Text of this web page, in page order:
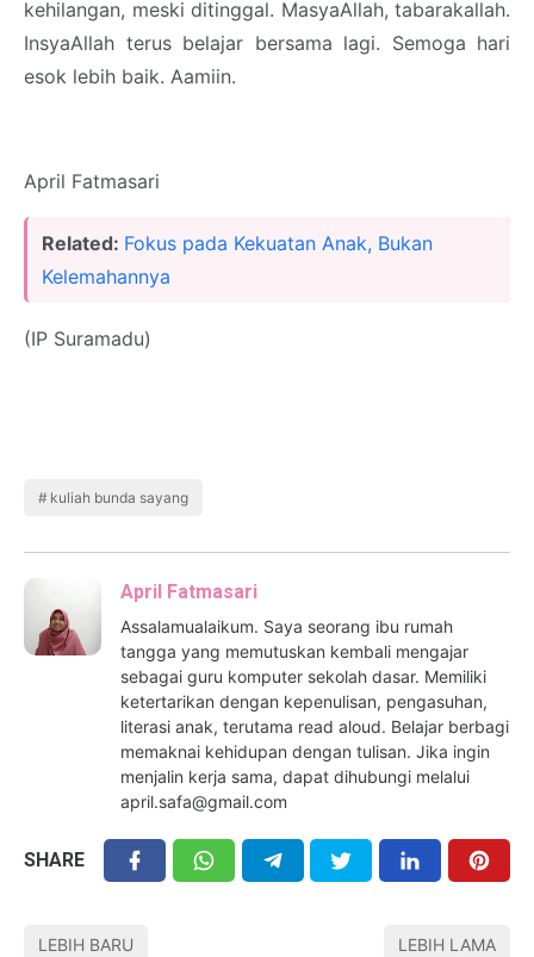
kehilangan, meski ditinggal. MasyaAllah, tabarakallah.
InsyaAllah terus belajar bersama lagi. Semoga hari
esok lebih baik. Aamiin.
April Fatmasari
Related: Fokus pada Kekuatan Anak, Bukan
Kelemahannya
(IP Suramadu)
kuliah bunda sayang
April Fatmasari
Assalamualaikum. Saya seorang ibu rumah
tangga yang memutuskan kembali mengajar
sebagai guru komputer sekolah dasar. Memiliki
ketertarikan dengan kepenulisan, pengasuhan,
literasi anak, terutama read aloud. Belajar berbagi
memaknai kehidupan dengan tulisan. Jika ingin
menjalin kerja sama, dapat dihubungi melalui
april.safa@gmail.com
SHARE
LEBIH BARU LEBIH LAMA